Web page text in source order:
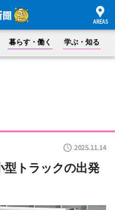
暮らす・働く 学ぶ・知る
2025.11.14
型トラックの出発